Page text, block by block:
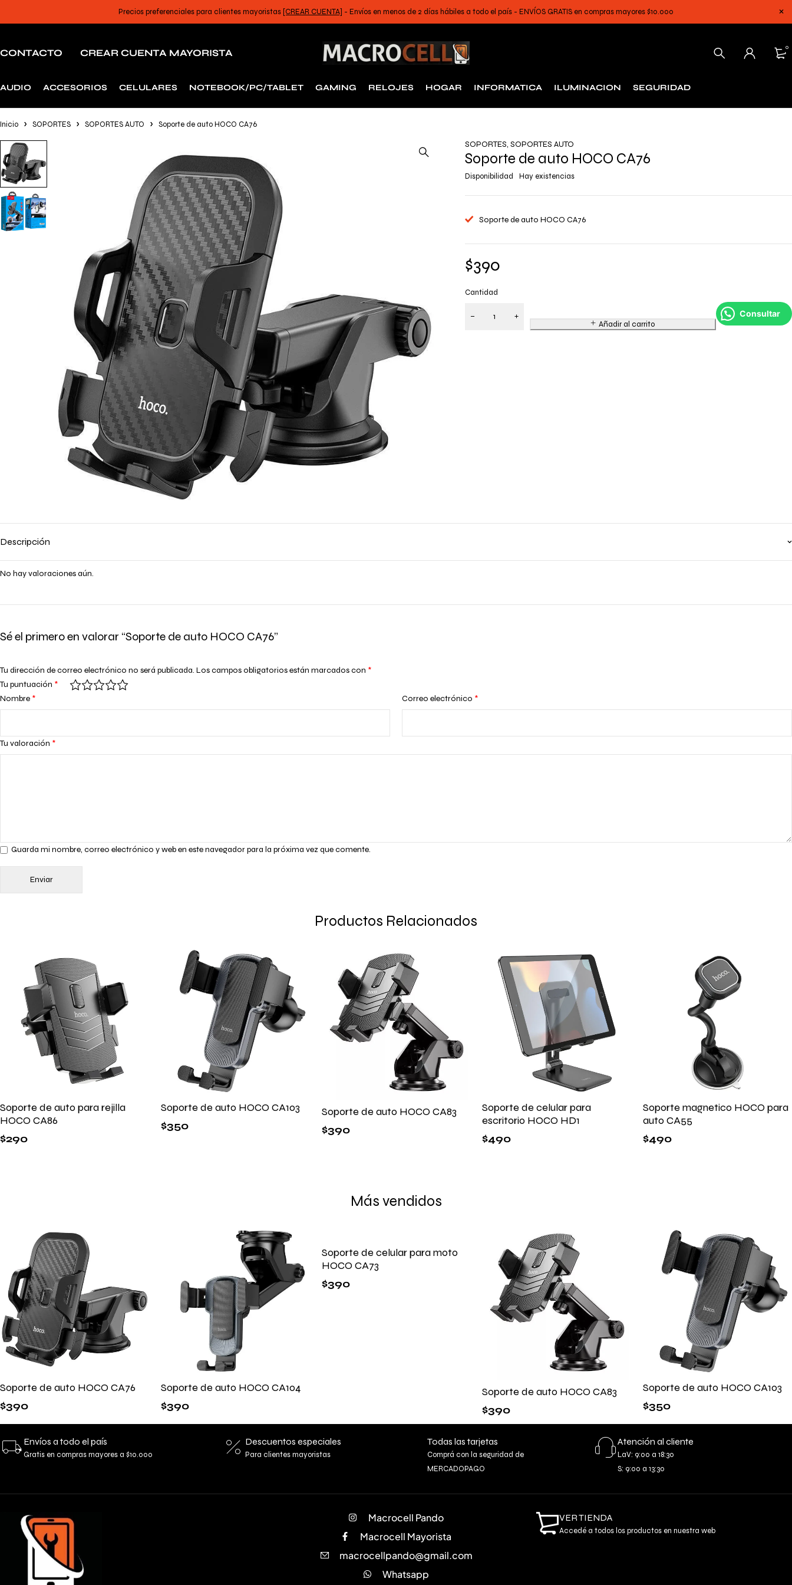
Precios preferenciales para clientes mayoristas [CREAR CUENTA] - Envíos en menos de 2 días hábiles a todo el país - ENVÍOS GRATIS en compras mayores $10.000
CONTACTO CREAR CUENTA MAYORISTA 0
AUDIO ACCESORIOS CELULARES NOTEBOOK/PC/TABLET GAMING RELOJES HOGAR INFORMATICA ILUMINACION SEGURIDAD
Inicio SOPORTES SOPORTES AUTO Soporte de auto HOCO CA76
SOPORTES,SOPORTES AUTO
Soporte de auto HOCO CA76
Disponibilidad Hay existencias
Soporte de auto HOCO CA76
$390
Cantidad
Añadir al carrito
Consultar
Descripción
No hay valoraciones aún.
Sé el primero en valorar “Soporte de auto HOCO CA76”
Tu dirección de correo electrónico no será publicada. Los campos obligatorios están marcados con *
Tu puntuación *
Tu valoración *
Nombre * Correo electrónico *
Guarda mi nombre, correo electrónico y web en este navegador para la próxima vez que comente.
Productos Relacionados
Soporte de auto para rejilla
HOCO CA86
$290
Soporte de auto HOCO CA103
$350
Soporte de auto HOCO CA83
$390
Soporte de celular para
escritorio HOCO HD1
$490
Soporte magnetico HOCO para
auto CA55
$490
Más vendidos
Soporte de auto HOCO CA76
$390
Soporte de auto HOCO CA104
$390
Soporte de celular para moto
HOCO CA73
$390
Soporte de auto HOCO CA83
$390
Soporte de auto HOCO CA103
$350
Envíos a todo el país
Gratis en compras mayores a $10.000
Descuentos especiales
Para clientes mayoristas
Todas las tarjetas
Comprá con la seguridad de
MERCADOPAGO
Atención al cliente
LaV: 9:00 a 18:30
S: 9:00 a 13:30
Macrocell Pando
Macrocell Mayorista
macrocellpando@gmail.com
Whatsapp
VER TIENDA
Accedé a todos los productos en nuestra web